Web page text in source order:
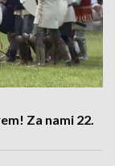
Za nami 22.